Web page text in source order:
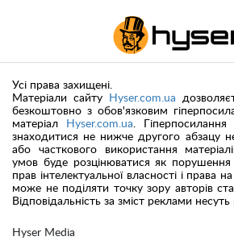
Hyser Media
Усі права захищені.
Матеріали сайту
Hyser.com.ua
безкоштовно з обов'язковим
матеріал
Hyser.com.ua .
знаходитися не нижче другого абзацу
або часткового використання
умов буде розцінюватися як
прав інтелектуальної власності і права
може не поділяти точку зору авторів
Відповідальність за зміст реклами